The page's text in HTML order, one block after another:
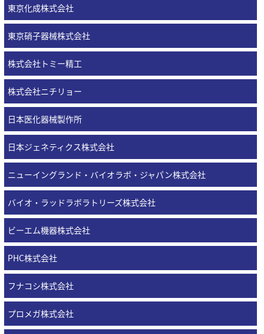
東京化成株式会社
東京硝子器械株式会社
株式会社トミー精工
株式会社ニチリョー
日本医化器械製作所
日本ジェネティクス株式会社
ニューイングランド・バイオラボ・ジャパン株式会社
バイオ・ラッドラボラトリーズ株式会社
ビーエム機器株式会社
PHC株式会社
フナコシ株式会社
プロメガ株式会社